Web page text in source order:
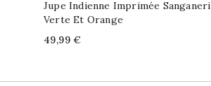
Jupe Indienne Imprimée Sanganeri
Verte Et Orange
Price
49,99 €